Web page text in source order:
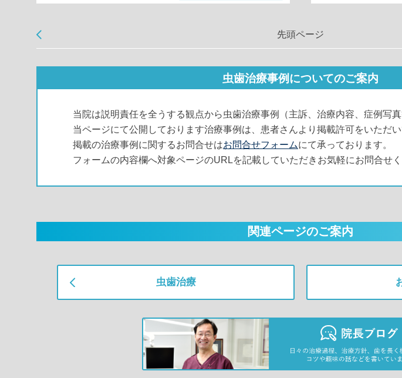
先頭ページ
虫歯治療事例についてのご案内
当院は説明責任を全うする観点から虫歯治療事例（主訴、治療内容、症例写
当ページにて公開しております治療事例は、患者さんより掲載許可をいただい
掲載の治療事例に関するお問合せはお問合せフォームにて承っております。
フォームの内容欄へ対象ページのURLを記載していただきお気軽にお問合せく
関連ページのご案内
虫歯治療